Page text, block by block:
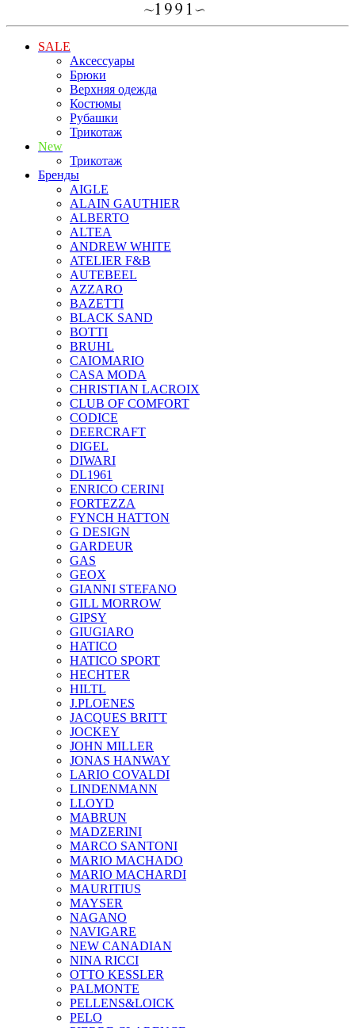
SALE
Аксессуары
Брюки
Верхняя одежда
Костюмы
Рубашки
Трикотаж
New
Трикотаж
Бренды
AIGLE
ALAIN GAUTHIER
ALBERTO
ALTEA
ANDREW WHITE
ATELIER F&B
AUTEBEEL
AZZARO
BAZETTI
BLACK SAND
BOTTI
BRUHL
CAIOMARIO
CASA MODA
CHRISTIAN LACROIX
CLUB OF COMFORT
CODICE
DEERCRAFT
DIGEL
DIWARI
DL1961
ENRICO CERINI
FORTEZZA
FYNCH HATTON
G DESIGN
GARDEUR
GAS
GEOX
GIANNI STEFANO
GILL MORROW
GIPSY
GIUGIARO
HATICO
HATICO SPORT
HECHTER
HILTL
J.PLOENES
JAСQUES BRITT
JOCKEY
JOHN MILLER
JONAS HANWAY
LARIO COVALDI
LINDENMANN
LLOYD
MABRUN
MADZERINI
MARCO SANTONI
MARIO MACHADO
MARIO MACHARDI
MAURITIUS
MAYSER
NAGANO
NAVIGARE
NEW CANADIAN
NINA RICCI
OTTO KESSLER
PALMONTE
PELLENS&LOICK
PELO